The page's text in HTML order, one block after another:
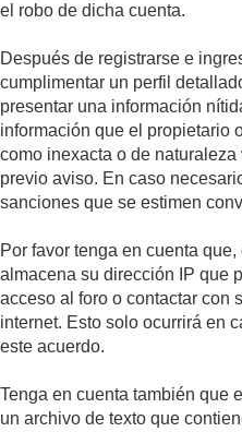
el robo de dicha cuenta.
Después de registrarse e
cumplimentar un perfil
presentar una información
información que el propietario
como inexacta o de
previo aviso. En caso
sanciones que se estimen
Por favor tenga en cuenta
almacena su dirección IP que
acceso al foro o contactar con
internet. Esto solo ocurrirá en
este acuerdo.
Tenga en cuenta también que
un archivo de texto que